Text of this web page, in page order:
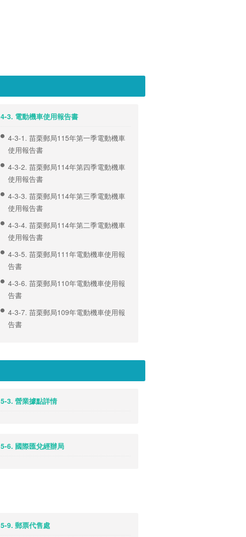
4-3. 電動機車使用報告書
4-3-1. 苗栗郵局115年第一季電動機車
使用報告書
4-3-2. 苗栗郵局114年第四季電動機車
使用報告書
4-3-3. 苗栗郵局114年第三季電動機車
使用報告書
4-3-4. 苗栗郵局114年第二季電動機車
使用報告書
4-3-5. 苗栗郵局111年電動機車使用報
告書
4-3-6. 苗栗郵局110年電動機車使用報
告書
4-3-7. 苗栗郵局109年電動機車使用報
告書
5-3. 營業據點詳情
5-6. 國際匯兌經辦局
5-9. 郵票代售處